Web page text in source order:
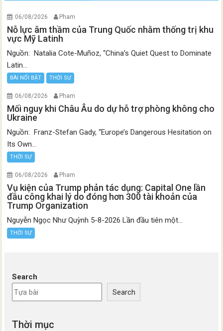
06/08/2026 Pham
Nỗ lực âm thầm của Trung Quốc nhằm thống trị khu
vực Mỹ Latinh
Nguồn: Natalia Cote-Muñoz, “China’s Quiet Quest to Dominate
Latin...
BÀI NỔI BẬT THỜI SỰ
06/08/2026 Pham
Mối nguy khi Châu Âu do dự hỗ trợ phòng không cho
Ukraine
Nguồn: Franz-Stefan Gady, “Europe’s Dangerous Hesitation on
Its Own...
THỜI SỰ
06/08/2026 Pham
Vụ kiện của Trump phản tác dụng: Capital One lần
đầu công khai lý do đóng hơn 300 tài khoản của
Trump Organization
Nguyễn Ngọc Như Quỳnh 5-8-2026 Lần đầu tiên một...
THỜI SỰ
Search
Search
Thời mục